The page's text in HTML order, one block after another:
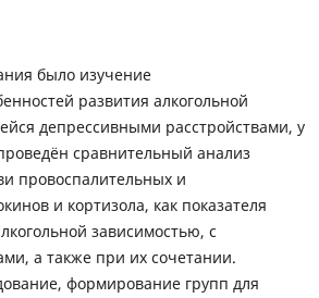
было изучение
развития алкогольной
депрессивными расстройствами, у
сравнительный анализ
провоспалительных и
и кортизола, как показателя
зависимостью, с
а также при их сочетании.
формирование групп для